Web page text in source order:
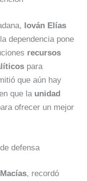
Iován Elías
dependencia pone
recursos
para
que aún hay
que la unidad
ofrecer un mejor
defensa
, recordó